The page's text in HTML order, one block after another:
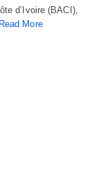
d’Ivoire (BACI),
Read More